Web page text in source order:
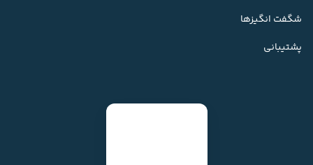
شگفت انگیزها
پشتیبانی